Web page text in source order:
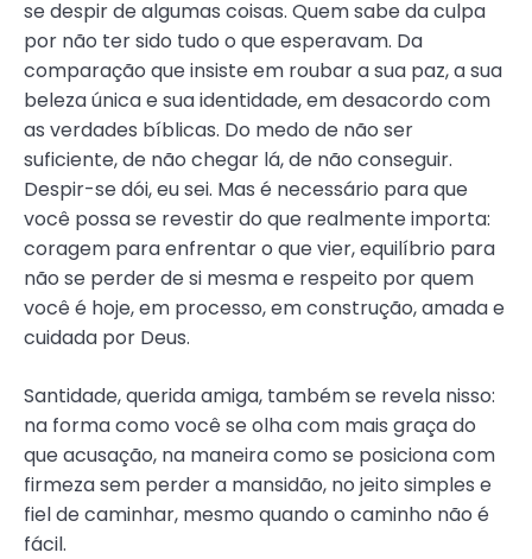
se despir de algumas coisas. Quem sabe da culpa
por não ter sido tudo o que esperavam. Da
comparação que insiste em roubar a sua paz, a sua
beleza única e sua identidade, em desacordo com
as verdades bíblicas. Do medo de não ser
suficiente, de não chegar lá, de não conseguir.
Despir-se dói, eu sei. Mas é necessário para que
você possa se revestir do que realmente importa:
coragem para enfrentar o que vier, equilíbrio para
não se perder de si mesma e respeito por quem
você é hoje, em processo, em construção, amada e
cuidada por Deus.
Santidade, querida amiga, também se revela nisso:
na forma como você se olha com mais graça do
que acusação, na maneira como se posiciona com
firmeza sem perder a mansidão, no jeito simples e
fiel de caminhar, mesmo quando o caminho não é
fácil.